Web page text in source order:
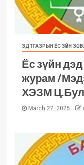
ЗДТГАЗРЫН ЁС ЗҮЙН
Ёс зүйн
журам /
ХЭЗМ
March 27, 2025